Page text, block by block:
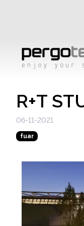
R+T
06-11-2021
fuar